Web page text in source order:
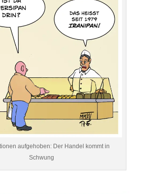
aufgehoben: Der Handel kommt in
Schwung